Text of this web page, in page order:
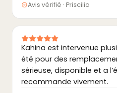
Avis vérifié · Priscilia
Kahina est intervenue
été pour des
sérieuse, disponible et a
recommande vivement.